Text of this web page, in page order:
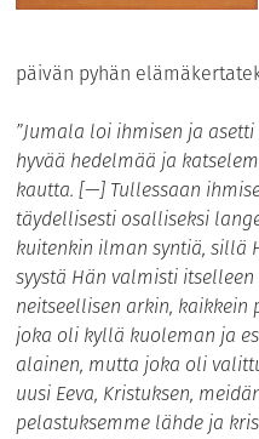
päivän pyhän
”Jumala loi ihmisen ja
hyvää hedelmää ja
kautta. [—] Tullessaan
täydellisesti osalliseksi
kuitenkin ilman syntiä, sillä
syystä Hän valmisti
neitseellisen arkin, kaikkein
joka oli kyllä kuoleman ja
alainen, mutta joka oli
uusi Eeva, Kristuksen,
pelastuksemme lähde ja